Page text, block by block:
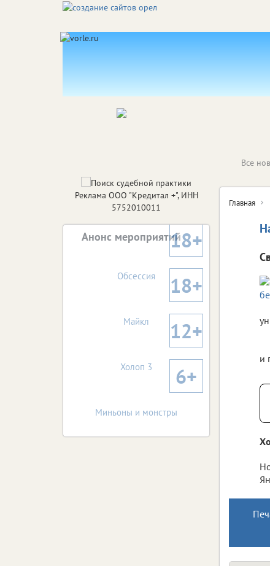
Все
Главная
и
Реклама ООО "Кредитал +", ИНН
5752010011
Анонс мероприятий18+
Обсессия 18+
Майкл 12+
Холоп 3 6+
Миньоны и монстры